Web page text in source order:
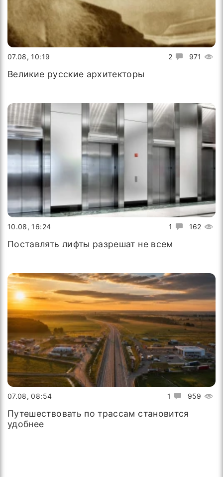
2 971
07.08, 10:19
Великие русские архитекторы
1 162
10.08, 16:24
Поставлять лифты разрешат не всем
1 959
07.08, 08:54
Путешествовать по трассам становится
удобнее